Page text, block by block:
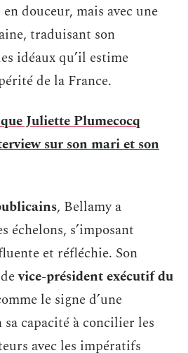
douceur, mais avec une
traduisant son
idéaux qu’il estime
de la France.
Juliette Plumecocq
sur son mari et son
, Bellamy a
échelons, s’imposant
et réfléchie. Son
device-président exécutif du
le signe d’une
sa capacité à concilier les
avec les impératifs